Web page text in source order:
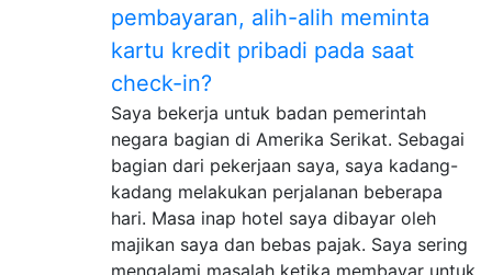
pembayaran, alih-alih meminta
kartu kredit pribadi pada saat
check-in?
Saya bekerja untuk badan pemerintah
negara bagian di Amerika Serikat. Sebagai
bagian dari pekerjaan saya, saya kadang-
kadang melakukan perjalanan beberapa
hari. Masa inap hotel saya dibayar oleh
majikan saya dan bebas pajak. Saya sering
mengalami masalah ketika membayar untuk